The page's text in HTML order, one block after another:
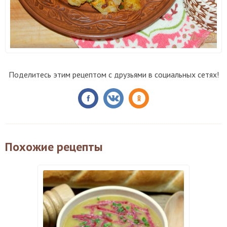
Поделитесь этим рецептом с друзьями в социальных сетях!
Похожие рецепты